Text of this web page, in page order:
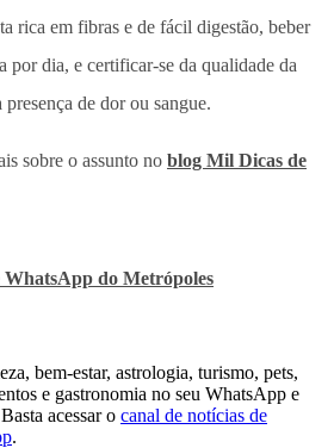
rica em fibras e de fácil digestão, beber
por dia, e certificar-se da qualidade da
de dor ou sangue.
sobre o assunto no blog Mil Dicas de
WhatsApp do Metrópoles
bem-estar, astrologia, turismo, pets,
e gastronomia no seu WhatsApp e
acessar o canal de notícias de
.